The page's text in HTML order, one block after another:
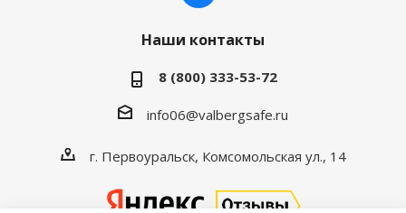
Наши контакты
8 (800) 333-53-72
info06@valbergsafe.ru
г. Первоуральск, Комсомольская ул., 14